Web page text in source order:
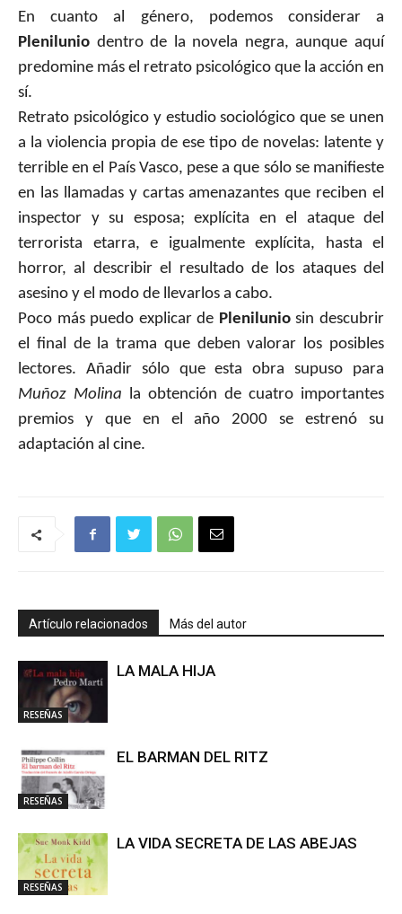
En cuanto al género, podemos considerar a
Plenilunio dentro de la novela negra, aunque aquí
predomine más el retrato psicológico que la acción en
sí.
Retrato psicológico y estudio sociológico que se unen
a la violencia propia de ese tipo de novelas: latente y
terrible en el País Vasco, pese a que sólo se manifieste
en las llamadas y cartas amenazantes que reciben el
inspector y su esposa; explícita en el ataque del
terrorista etarra, e igualmente explícita, hasta el
horror, al describir el resultado de los ataques del
asesino y el modo de llevarlos a cabo.
Poco más puedo explicar de Pleniluniosin descubrir
el final de la trama que deben valorar los posibles
lectores. Añadir sólo que esta obra
supuso para
Muñoz Molina la obtención de cuatro importantes
premios y que en el año 2000 se estrenó su
adaptación al cine.
Artículo relacionados Más del autor
RESEÑAS
LA MALA HIJA
RESEÑAS
EL BARMAN DEL RITZ
RESEÑAS
LA VIDA SECRETA DE LAS ABEJAS